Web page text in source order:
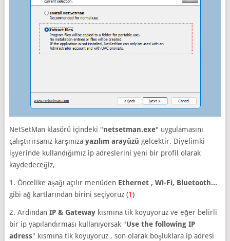
NetSetMan klasörü içindeki "netsetman.exe" uygulamasını
çalıştırırsanız karşınıza yazılım arayüzü gelcektir. Diyelimki
işyerinde kullandığımız ip adreslerini yeni bir profil olarak
kaydedeceğiz,
1. Öncelike aşağı açılır menüden Ethernet , Wi-Fi, Bluetooth...
gibi ağ kartlarından birini seçiyoruz (1)
2. Ardından IP & Gatewaykısmına tik koyuyoruz ve eğer belirli
bir ip yapılandırması kullanıyorsak "Use the following IP
adress" kısmına tik koyuyoruz , son olarak boşluklara ip adresi